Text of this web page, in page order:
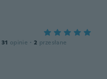
31 opinie · 2 przesłane